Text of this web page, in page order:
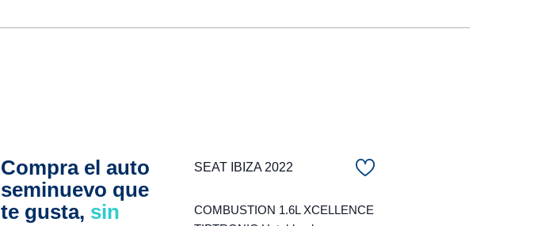
Compra el auto
seminuevo que
te gusta, sin
SEAT IBIZA 2022
COMBUSTION 1.6L XCELLENCE